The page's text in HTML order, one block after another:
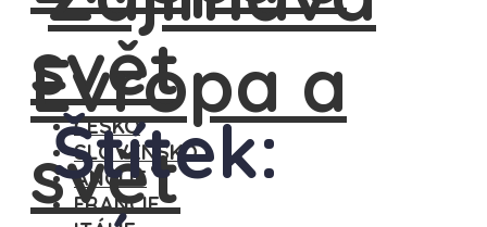
ČESKO
SLOVENSKO
ANGLIE
FRANCIE
Štítek: